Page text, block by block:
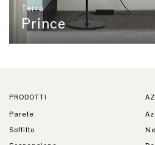
Terra
Prince
PRODOTTI
Parete
Soffitto